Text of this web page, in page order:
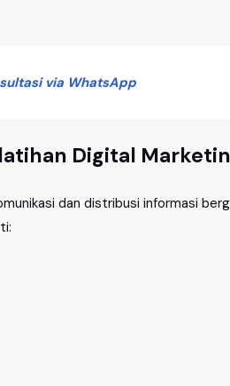
via WhatsApp
Digital
dan distribusi informasi